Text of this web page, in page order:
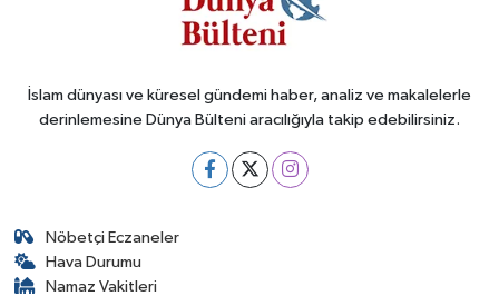
İslam dünyası ve küresel gündemi haber, analiz ve makalelerle
derinlemesine Dünya Bülteni aracılığıyla takip edebilirsiniz.
Nöbetçi Eczaneler
Hava Durumu
Namaz Vakitleri